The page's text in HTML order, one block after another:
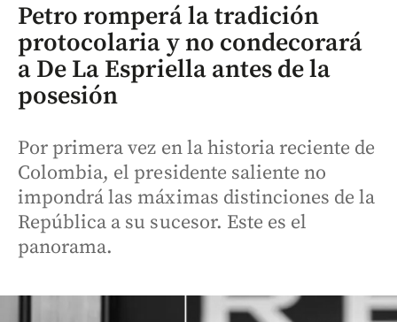
Petro romperá la tradición
protocolaria y no condecorará
a De La Espriella antes de la
posesión
Por primera vez en la historia reciente de
Colombia, el presidente saliente no
impondrá las máximas distinciones de la
República a su sucesor. Este es el
panorama.